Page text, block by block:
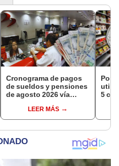
Cronograma de pagos
de sueldos y pensiones
de agosto 2026 vía
conoce las fechas de
depósito
LEER MÁS
Por
5